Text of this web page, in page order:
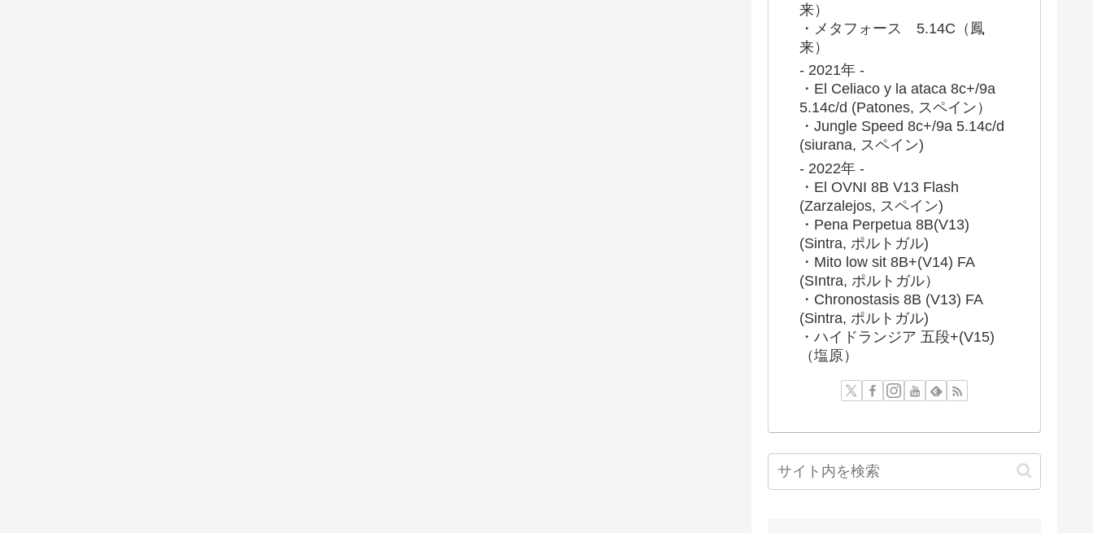
来）
・メタフォース 5.14C（鳳
来）
- 2021年 -
・El Celiaco y la ataca 8c+/9a
5.14c/d (Patones, スペイン）
・Jungle Speed 8c+/9a 5.14c/d
(siurana, スペイン)
- 2022年 -
・El OVNI 8B V13 Flash
(Zarzalejos, スペイン)
・Pena Perpetua 8B(V13)
(Sintra, ポルトガル)
・Mito low sit 8B+(V14) FA
(SIntra, ポルトガル）
・Chronostasis 8B (V13) FA
(Sintra, ポルトガル)
・ハイドランジア 五段+(V15)
（塩原）